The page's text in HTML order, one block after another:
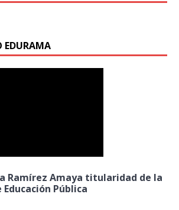
EDURAMA
Ramírez Amaya titularidad de la
Pública